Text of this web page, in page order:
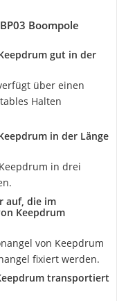
Boompole
gut in der
über einen
Halten
in der Länge
in drei
auf, die im
Keepdrum
von Keepdrum
fixiert werden.
transportiert